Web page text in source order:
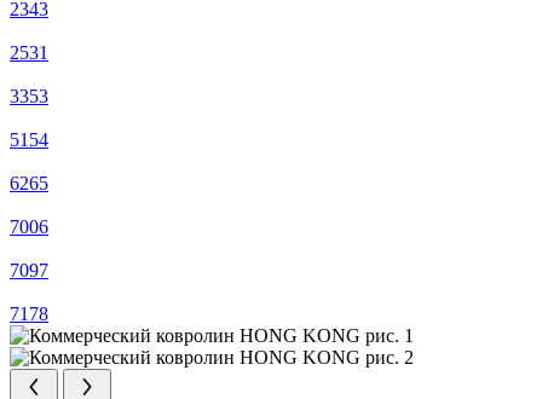
2343
2531
3353
5154
6265
7006
7097
7178